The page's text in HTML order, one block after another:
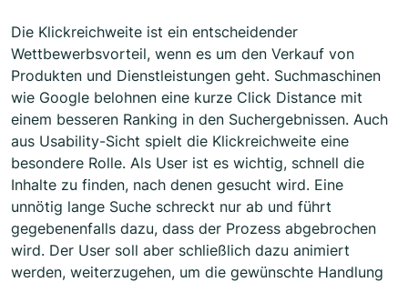
Die Klickreichweite ist ein entscheidender
Wettbewerbsvorteil, wenn es um den Verkauf von
Produkten und Dienstleistungen geht. Suchmaschinen
wie Google belohnen eine kurze Click Distance mit
einem besseren Ranking in den Suchergebnissen. Auch
aus Usability-Sicht spielt die Klickreichweite eine
besondere Rolle. Als User ist es wichtig, schnell die
Inhalte zu finden, nach denen gesucht wird. Eine
unnötig lange Suche schreckt nur ab und führt
gegebenenfalls dazu, dass der Prozess abgebrochen
wird. Der User soll aber schließlich dazu animiert
werden, weiterzugehen, um die gewünschte Handlung